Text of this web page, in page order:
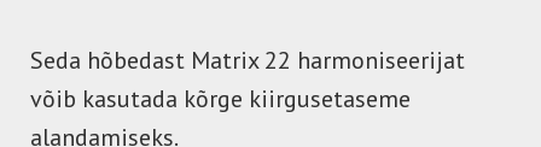
Seda hõbedast Matrix 22 harmoniseerijat
võib kasutada kõrge kiirgusetaseme
alandamiseks.